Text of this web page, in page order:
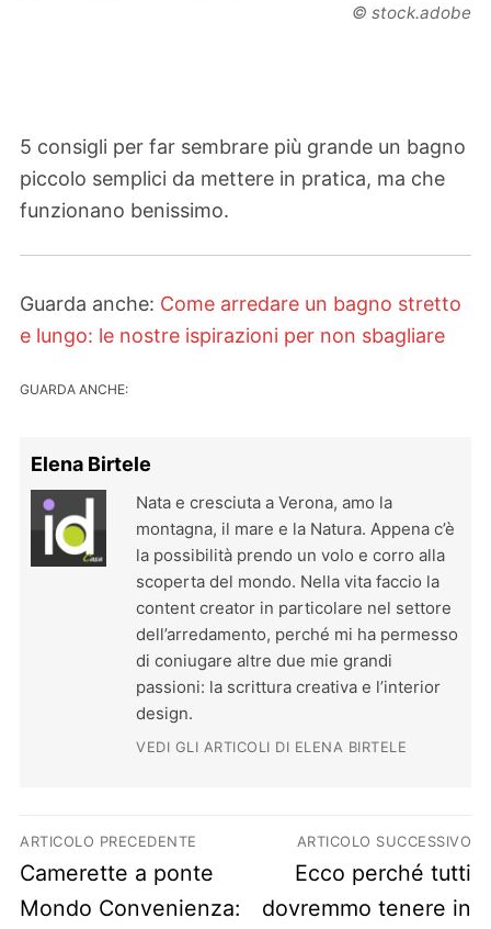
© stock.adobe
5 consigli per far sembrare più grande un bagno
piccolo semplici da mettere in pratica, ma che
funzionano benissimo.
Guarda anche: Come arredare un bagno stretto
e lungo: le nostre ispirazioni per non sbagliare
GUARDA ANCHE:
Elena Birtele
Nata e cresciuta a Verona, amo la
montagna, il mare e la Natura. Appena c’è
la possibilità prendo un volo e corro alla
scoperta del mondo. Nella vita faccio la
content creator in particolare nel settore
dell’arredamento, perché mi ha permesso
di coniugare altre due mie grandi
passioni: la scrittura creativa e l’interior
design.
VEDI GLI ARTICOLI DI ELENA BIRTELE
Navigazione articoli
ARTICOLO PRECEDENTE
Previous post:
Camerette a ponte
Mondo Convenienza:
ARTICOLO SUCCESSIVO
Next post:
Ecco perché tutti
dovremmo tenere in